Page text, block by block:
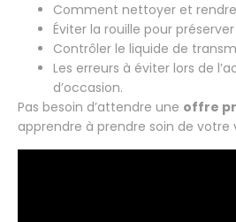
Comment nettoyer et
Éviter la rouille pour
Contrôler le liquide de
Les erreurs à éviter lors de
d’occasion.
Pas besoin d’attendre une offre
apprendre à prendre soin de votre